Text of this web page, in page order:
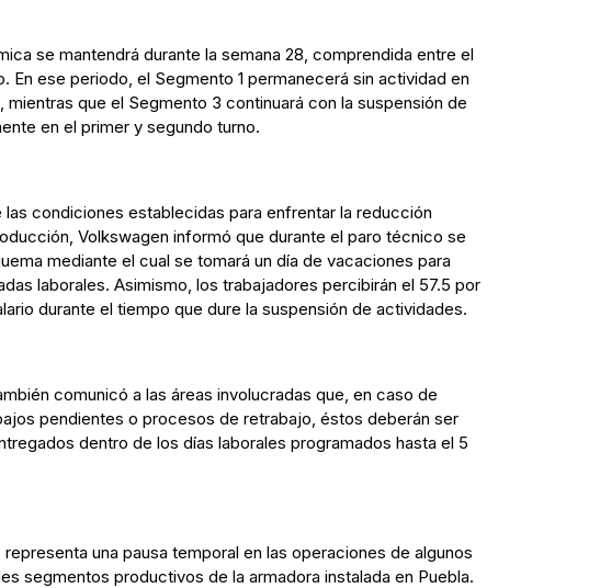
se mantendrá durante la semana 28, comprendida entre el
En ese periodo, el Segmento 1 permanecerá sin actividad en
mientras que el Segmento 3 continuará con la suspensión de
en el primer y segundo turno.
condiciones establecidas para enfrentar la reducción
Volkswagen informó que durante el paro técnico se
mediante el cual se tomará un día de vacaciones para
laborales. Asimismo, los trabajadores percibirán el 57.5 por
durante el tiempo que dure la suspensión de actividades.
comunicó a las áreas involucradas que, en caso de
pendientes o procesos de retrabajo, éstos deberán ser
dentro de los días laborales programados hasta el 5
una pausa temporal en las operaciones de algunos
segmentos productivos de la armadora instalada en Puebla.